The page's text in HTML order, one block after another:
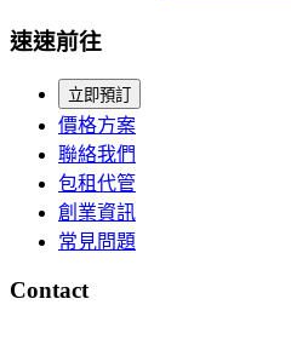
速速前往
立即預訂
價格方案
聯絡我們
包租代管
創業資訊
常見問題
Contact